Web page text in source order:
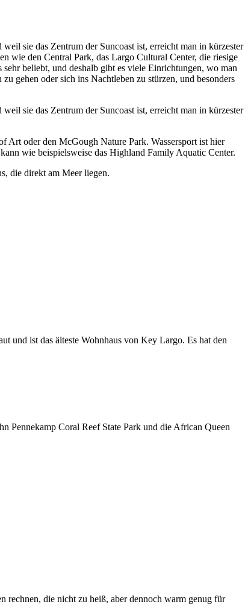
sie das Zentrum der Suncoast ist, erreicht man in kürzester
wie den Central Park, das Largo Cultural Center, die riesige
beliebt, und deshalb gibt es viele Einrichtungen, wo man
gehen oder sich ins Nachtleben zu stürzen, und besonders
sie das Zentrum der Suncoast ist, erreicht man in kürzester
Art oder den McGough Nature Park. Wassersport ist hier
wie beispielsweise das Highland Family Aquatic Center.
die direkt am Meer liegen.
und ist das älteste Wohnhaus von Key Largo. Es hat den
Pennekamp Coral Reef State Park und die African Queen
rechnen, die nicht zu heiß, aber dennoch warm genug für